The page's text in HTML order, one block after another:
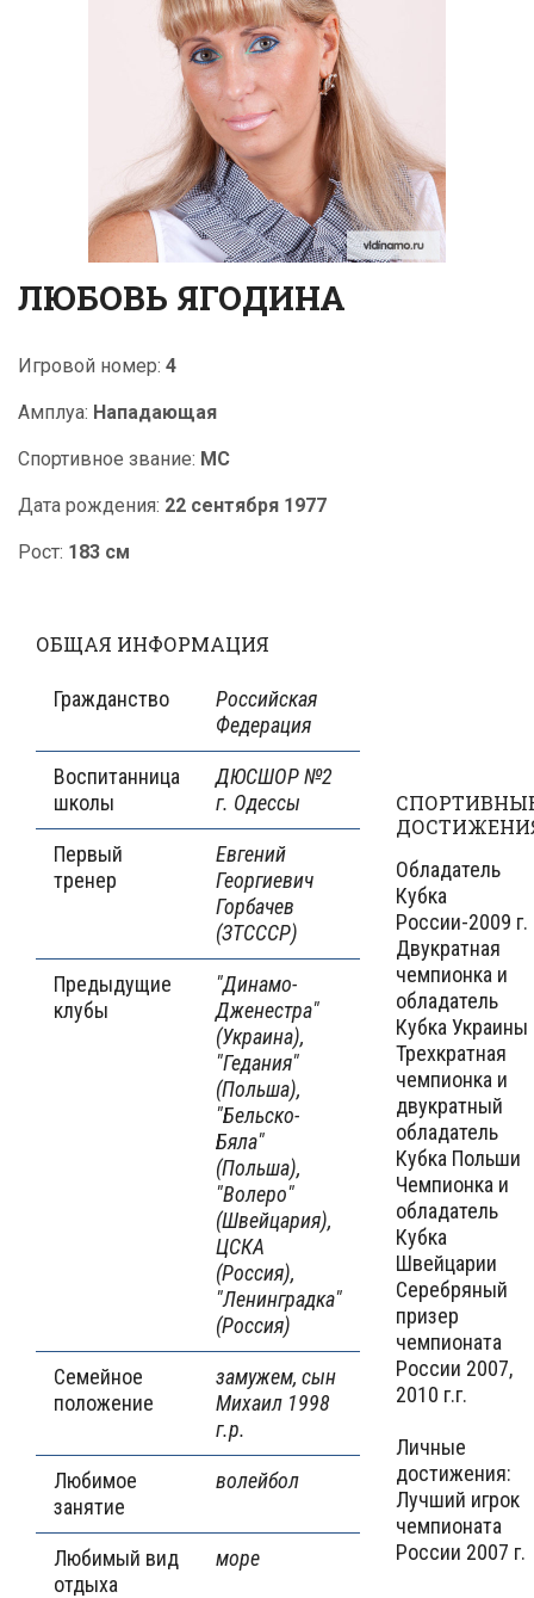
ЛЮБОВЬ ЯГОДИНА
Игровой номер: 4
Амплуа: Нападающая
Cпортивное звание: МС
Дата рождения: 22 сентября 1977
Рост: 183 см
ОБЩАЯ ИНФОРМАЦИЯ
Гражданство
Российская
Федерация
Воспитанница
школы
ДЮСШОР №2
г. Одессы
Первый
тренер
Евгений
Георгиевич
Горбачев
(ЗТСССР)
Предыдущие
клубы
"Динамо-
Дженестра"
(Украина),
"Гедания"
(Польша),
"Бельско-
Бяла"
(Польша),
"Волеро"
(Швейцария),
ЦСКА
(Россия),
"Ленинградка"
(Россия)
Семейное
положение
замужем, сын
Михаил 1998
г.р.
Любимое
занятие
волейбол
Любимый вид
отдыха
море
Обладатель
Кубка
России-2009 г.
Двукратная
чемпионка и
обладатель
Кубка Украины
Трехкратная
чемпионка и
двукратный
обладатель
Кубка Польши
Чемпионка и
обладатель
Кубка
Швейцарии
Серебряный
призер
чемпионата
России 2007,
2010 г.г.
Личные
достижения:
Лучший игрок
чемпионата
России 2007 г.